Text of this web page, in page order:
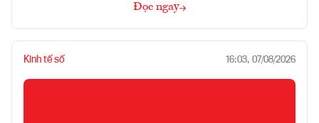
Đọc ngay
Kinh tế số 16:03, 07/08/2026